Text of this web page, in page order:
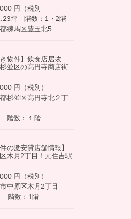
円（税別
坪 階数：1・2階
練馬区豊玉北5
き物件】飲食店居抜
並区の高円寺商店街
円（税別）
杉並区高円寺北２丁
階数：１階
の激安貸店舗情報】
木月2丁目！元住吉駅
円（税別）
中原区木月2丁目
階数：1階